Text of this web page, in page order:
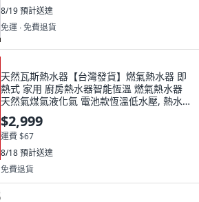
8/19預計送達
免運 ∙ 免費退貨
天然瓦斯熱水器【台灣發貨】燃氣熱水器 即
熱式 家用 廚房熱水器智能恆溫 燃氣熱水器
天然氣煤氣液化氣 電池款恆溫低水壓, 熱水器
天然氣12升
$2,999
運費 $67
8/18預計送達
免費退貨